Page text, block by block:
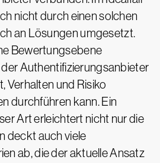
nicht durch einen solchen
an Lösungen umgesetzt.
Bewertungsebene
Authentifizierungsanbieter
Verhalten und Risiko
durchführen kann. Ein
Art erleichtert nicht nur die
deckt auch viele
ab, die der aktuelle Ansatz